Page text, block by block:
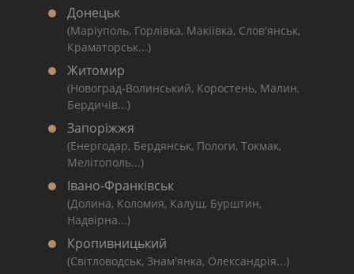
Донецьк
(Маріуполь, Горлівка, Макіївка, Слов'янськ,
Краматорськ...)
Житомир
(Новоград-Волинський, Коростень, Малин,
Бердичів...)
Запоріжжя
(Енергодар, Бердянськ, Пологи, Токмак,
Мелітополь...)
Івано-Франківськ
(Долина, Коломия, Калуш, Бурштин,
Надвірна...)
Кропивницький
(Світловодськ, Знам'янка, Олександрія...)